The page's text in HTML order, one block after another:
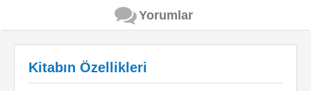
Yorumlar
Kitabın Özellikleri